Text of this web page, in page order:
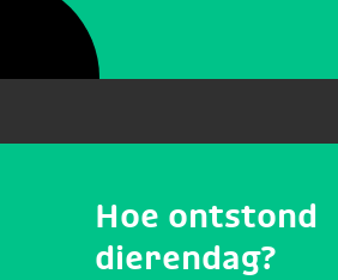
Hoe ontstond
dierendag?